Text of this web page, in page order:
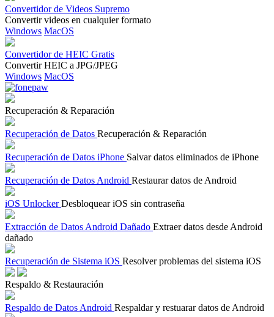
Convertidor de Videos Supremo
Convertir videos en cualquier formato
Windows MacOS
Convertidor de HEIC Gratis
Convertir HEIC a JPG/JPEG
Windows MacOS
Recuperación & Reparación
Recuperación de Datos Recuperación & Reparación
Recuperación de Datos iPhone Salvar datos eliminados de iPhone
Recuperación de Datos Android Restaurar datos de Android
iOS Unlocker Desbloquear iOS sin contraseña
Extracción de Datos Android Dañado Extraer datos desde Android
dañado
Recuperación de Sistema iOS Resolver problemas del sistema iOS
Respaldo & Restauración
Respaldo de Datos Android Respaldar y restuarar datos de Android